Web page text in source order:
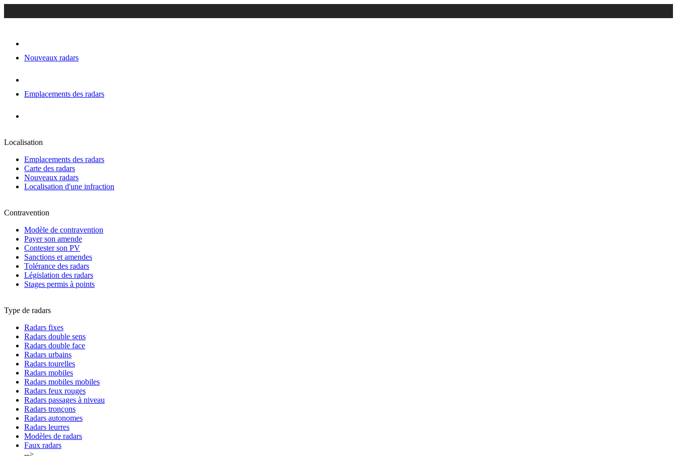
Nouveaux radars
Emplacements des radars
Localisation
Emplacements des radars
Carte des radars
Nouveaux radars
Localisation d'une infraction
Contravention
Modèle de contravention
Payer son amende
Contester son PV
Sanctions et amendes
Tolérance des radars
Législation des radars
Stages permis à points
Type de radars
Radars fixes
Radars double sens
Radars double face
Radars urbains
Radars tourelles
Radars mobiles
Radars mobiles mobiles
Radars feux rouges
Radars passages à niveau
Radars tronçons
Radars autonomes
Radars leurres
Modèles de radars
Faux radars
-->